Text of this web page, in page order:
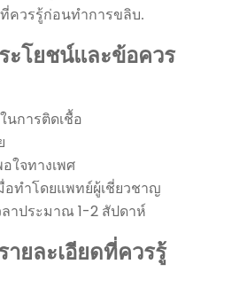
ควรรู้ก่อนทำการขลิบ.
ะโยชน์และข้อควร
นการติดเชื้อ
ใจทางเพศ
ทำโดยแพทย์ผู้เชี่ยวชาญ
าประมาณ 1-2 สัปดาห์
ยละเอียดที่ควรรู้